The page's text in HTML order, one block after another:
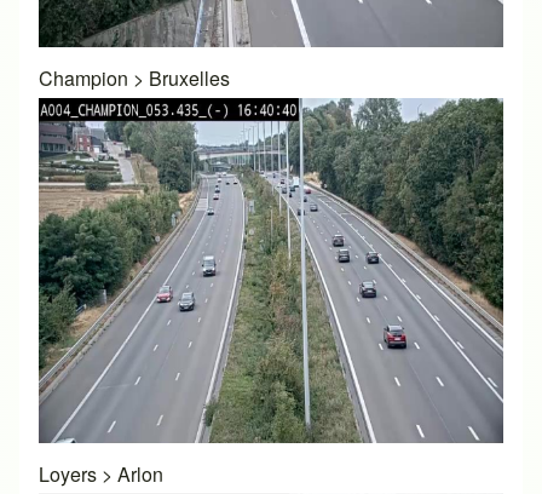
Champion > Bruxelles
Loyers > Arlon